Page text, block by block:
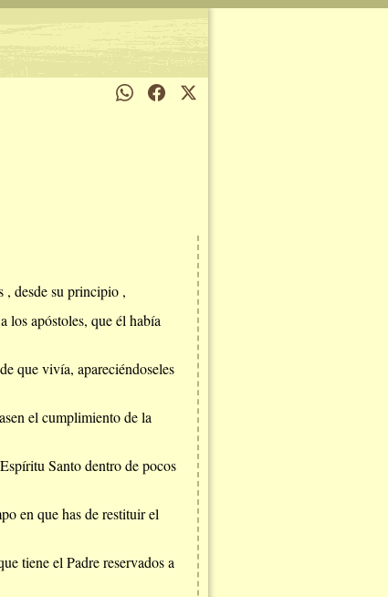
, desde su principio ,
los apóstoles, que él había
que vivía, apareciéndoseles
el cumplimiento de la
Santo dentro de pocos
en que has de restituir el
tiene el Padre reservados a